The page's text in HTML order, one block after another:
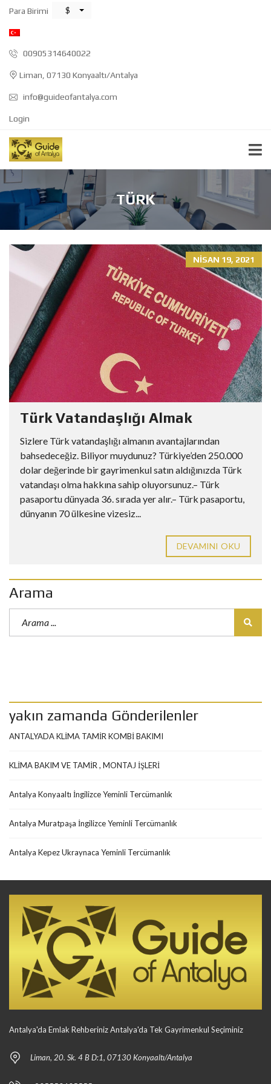
Para Birimi $
00905314640022
Liman, 07130 Konyaaltı/Antalya
info@guideofantalya.com
Login
TÜRK
NISAN 19, 2021
Türk Vatandaşlığı Almak
Sizlere Türk vatandaşlığı almanın avantajlarından
bahsedeceğiz. Biliyor muydunuz? Türkiye’den 250.000
dolar değerinde bir gayrimenkul satın aldığınızda Türk
vatandaşı olma hakkına sahip oluyorsunuz.– Türk
pasaportu dünyada 36. sırada yer alır.– Türk pasaportu,
dünyanın 70 ülkesine vizesiz...
DEVAMINI OKU
Arama
yakın zamanda Gönderilenler
ANTALYADA KLİMA TAMİR KOMBİ BAKIMI
KLİMA BAKIM VE TAMİR , MONTAJ İŞLERİ
Antalya Konyaaltı İngilizce Yeminli Tercümanlık
Antalya Muratpaşa İngilizce Yeminli Tercümanlık
Antalya Kepez Ukraynaca Yeminli Tercümanlık
Antalya'da Emlak Rehberiniz Antalya'da Tek Gayrimenkul Seçiminiz
Liman, 20. Sk. 4 B D:1, 07130 Konyaaltı/Antalya